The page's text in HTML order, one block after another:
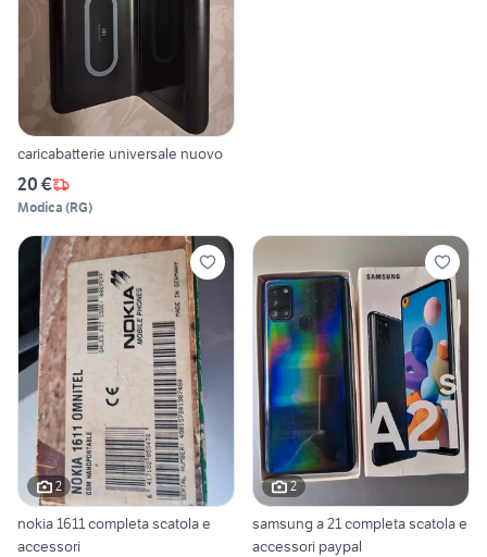
caricabatterie universale nuovo
20 €
Modica (RG)
2
nokia 1611 completa scatola e
accessori
2
samsung a 21 completa scatola e
accessori paypal